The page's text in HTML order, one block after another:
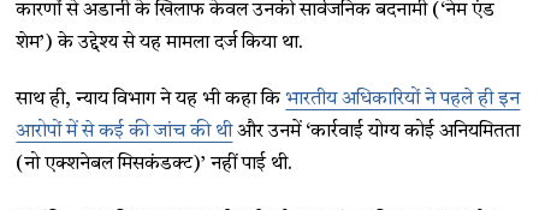
कारणों से अडानी के खिलाफ केवल उनकी सार्वजनिक बदनामी (‘नेम एंड
शेम’) के उद्देश्य से यह मामला दर्ज किया था.
साथ ही, न्याय विभाग ने यह भी कहा किभारतीय अधिकारियों ने पहले ही इन
आरोपों में से कई की जांच की थीऔर उनमें ‘कार्रवाई योग्य कोई अनियमितता
(नो एक्शनेबल मिसकंडक्ट)’ नहीं पाई थी.